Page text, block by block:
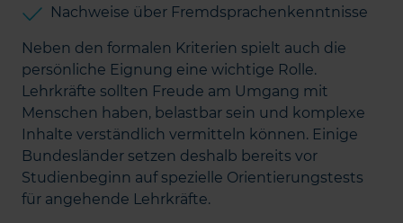
Nachweise über Fremdsprachenkenntnisse
Neben den formalen Kriterien spielt auch die
persönliche Eignung eine wichtige Rolle.
Lehrkräfte sollten Freude am Umgang mit
Menschen haben, belastbar sein und komplexe
Inhalte verständlich vermitteln können. Einige
Bundesländer setzen deshalb bereits vor
Studienbeginn auf spezielle Orientierungstests
für angehende Lehrkräfte.